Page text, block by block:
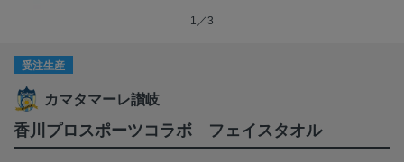
1／3
受注生産
カマタマーレ讃岐
香川プロスポーツコラボ フェイスタオル